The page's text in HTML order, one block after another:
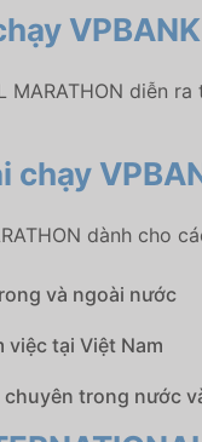
VPBANK
MARATHON
dành cho
và ngoài nước
tại Việt Nam
trong nước